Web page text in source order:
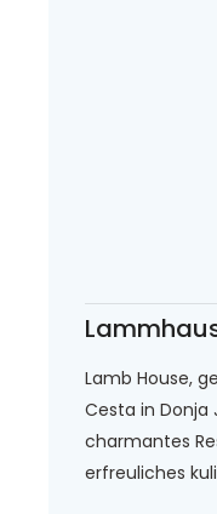
Lamb House,
Cesta in Donja
charmantes
erfreuliches